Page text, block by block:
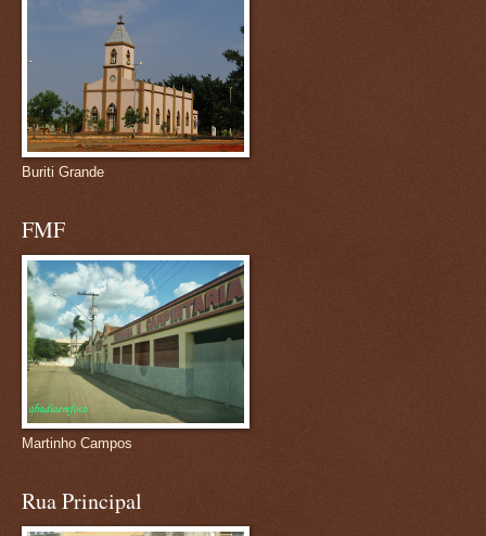
Buriti Grande
FMF
Martinho Campos
Rua Principal